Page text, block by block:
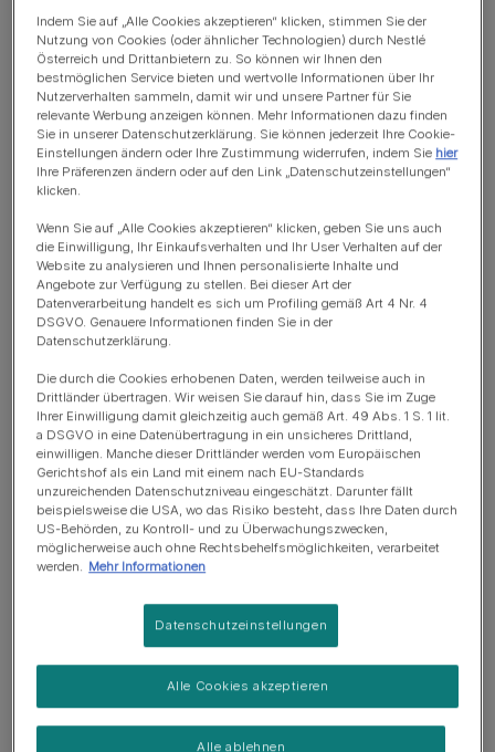
trinken?
Pro Kilogramm Körpergewicht brauchen Katzen zwar
täglich etwa 60 bis 80 ml Flüssigkeit, aber jede Katze ist
anders und trinkt abhängig von ihrem Lebensstil, ihrer
Gesundheit und Umgebung auch unterschiedlich viel.
So nimmt eine Katze, die sich vor allem drinnen im kühlen
Haus aufhält, wahrscheinlich weniger Flüssigkeit zu sich
als eine sehr aktive Katze, die viel draußen unterwegs ist
und deswegen einen höheren Bedarf hat. Der Tierarzt
deines Vertrauens kann dir ungefähre Auskunft darüber
geben, wie viel Wasser deine Katze je nach Ernährung,
Lebensstil und Gesundheitszustand benötigt.
Du solltest aber nicht vergessen, dass auch aus dem
Futter schon ein großer Teil des täglichen Wasserbedarfs
deiner Katze stammen kann. Das gilt besonders, wenn
du deiner Katze Nassfutter servierst. InTrockenfutter
hingegen ist nur sehr wenig Wasser enthalten, weswegen
eine Katze, die Trockenfutter frisst, mehr trinken muss als
verspüren Katzen natürlich auch Durst, also sollte deine
Katze instinktiv wissen, wann sie Wasser benötigt.
Was trinken Katzen?
Indem Sie auf „Alle Cookies akzeptieren“ klicken, stimmen Sie der
Nutzung von Cookies (oder ähnlicher Technologien) durch Nestlé
Österreich und Drittanbietern zu. So können wir Ihnen den
bestmöglichen Service bieten und wertvolle Informationen über Ihr
Nutzerverhalten sammeln, damit wir und unsere Partner für Sie
relevante Werbung anzeigen können. Mehr Informationen dazu finden
Sie in unserer Datenschutzerklärung. Sie können jederzeit Ihre Cookie-
Einstellungen ändern oder Ihre Zustimmung widerrufen, indem Sie hier
Ihre Präferenzen ändern oder auf den Link „Datenschutzeinstellungen“
klicken.
Wenn Sie auf „Alle Cookies akzeptieren“ klicken, geben Sie uns auch
die Einwilligung, Ihr Einkaufsverhalten und Ihr User Verhalten auf der
Website zu analysieren und Ihnen personalisierte Inhalte und
Angebote zur Verfügung zu stellen. Bei dieser Art der
Datenverarbeitung handelt es sich um Profiling gemäß Art 4 Nr. 4
DSGVO. Genauere Informationen finden Sie in der
Datenschutzerklärung.
Die durch die Cookies erhobenen Daten, werden teilweise auch in
Drittländer übertragen. Wir weisen Sie darauf hin, dass Sie im Zuge
Ihrer Einwilligung damit gleichzeitig auch gemäß Art. 49 Abs. 1 S. 1 lit.
a DSGVO in eine Datenübertragung in ein unsicheres Drittland,
einwilligen. Manche dieser Drittländer werden vom Europäischen
Gerichtshof als ein Land mit einem nach EU-Standards
unzureichenden Datenschutzniveau eingeschätzt. Darunter fällt
beispielsweise die USA, wo das Risiko besteht, dass Ihre Daten durch
US-Behörden, zu Kontroll- und zu Überwachungszwecken,
möglicherweise auch ohne Rechtsbehelfsmöglichkeiten, verarbeitet
werden. Mehr Informationen
Datenschutzeinstellungen
Alle ablehnen
Alle Cookies akzeptieren